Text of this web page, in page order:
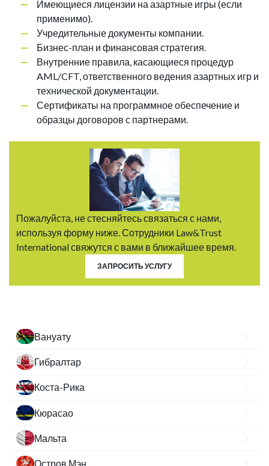
Имеющиеся лицензии на азартные игры (если
применимо).
Учредительные документы компании.
Бизнес-план и финансовая стратегия.
Внутренние правила, касающиеся процедур
AML/CFT, ответственного ведения азартных игр и
технической документации.
Сертификаты на программное обеспечение и
образцы договоров с партнерами.
Пожалуйста, не стесняйтесь связаться с нами,
используя форму ниже. Сотрудники Law&Trust
International свяжутся с вами в ближайшее время.
ЗАПРОСИТЬ УСЛУГУ
Вануату
Гибралтар
Коста-Рика
Кюрасао
Мальта
Остров Мэн